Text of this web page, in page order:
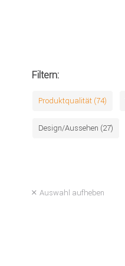
Filtern:
Produktqualität (74)
Design/Aussehen (27)
Auswahl aufheben